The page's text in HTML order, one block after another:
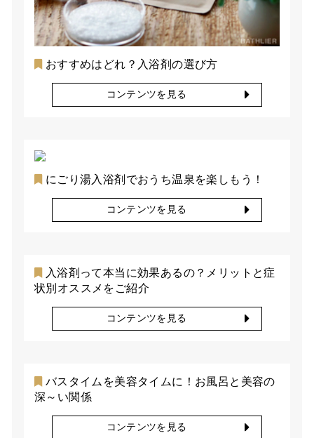
おすすめはどれ？入浴剤の選び方
コンテンツを見る
にごり湯入浴剤でおうち温泉を楽しもう！
コンテンツを見る
入浴剤って本当に効果あるの？メリットと症
状別オススメをご紹介
コンテンツを見る
バスタイムを美容タイムに！お風呂と美容の
深～い関係
コンテンツを見る